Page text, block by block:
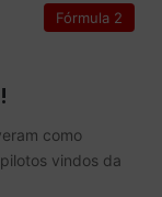
Fórmula 2
como
vindos da